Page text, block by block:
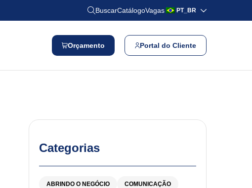
BuscarCatálogoVagas PT_BR
Orçamento Portal do Cliente
Categorias
ABRINDO O NEGÓCIO COMUNICAÇÃO